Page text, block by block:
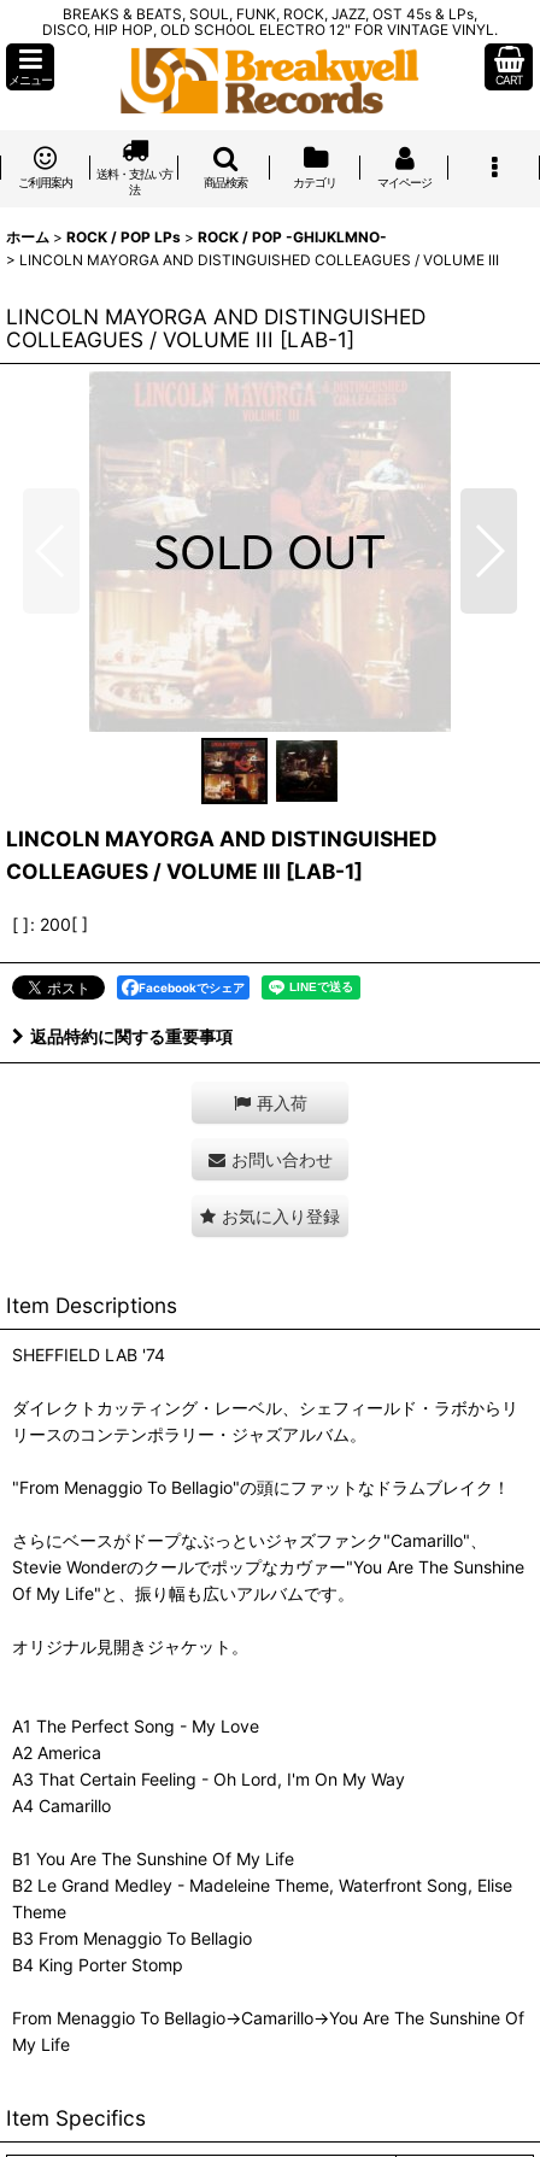
BREAKS & BEATS, SOUL, FUNK, ROCK, JAZZ, OST 45s & LPs,
DISCO, HIP HOP, OLD SCHOOL ELECTRO 12" FOR VINTAGE VINYL.
メニュー CART
ご利用案内
送料・支払い方
法
商品検索 カテゴリ マイページ
ホーム > ROCK / POP LPs > ROCK / POP -GHIJKLMNO-
> LINCOLN MAYORGA AND DISTINGUISHED COLLEAGUES / VOLUME III
LINCOLN MAYORGA AND DISTINGUISHED
COLLEAGUES / VOLUME III [LAB-1]
LINCOLN MAYORGA AND DISTINGUISHED
COLLEAGUES / VOLUME III [LAB-1]
[ ]: 200[ ]
Facebookでシェア
返品特約に関する重要事項
再入荷
お問い合わせ
お気に入り登録
Item Descriptions
SHEFFIELD LAB '74
ダイレクトカッティング・レーベル、シェフィールド・ラボからリ
リースのコンテンポラリー・ジャズアルバム。
"From Menaggio To Bellagio"の頭にファットなドラムブレイク！
さらにベースがドープなぶっといジャズファンク"Camarillo"、
Stevie Wonderのクールでポップなカヴァー"You Are The Sunshine
Of My Life"と、振り幅も広いアルバムです。
オリジナル見開きジャケット。
A1 The Perfect Song - My Love
A2 America
A3 That Certain Feeling - Oh Lord, I'm On My Way
A4 Camarillo
B1 You Are The Sunshine Of My Life
B2 Le Grand Medley - Madeleine Theme, Waterfront Song, Elise
Theme
B3 From Menaggio To Bellagio
B4 King Porter Stomp
From Menaggio To Bellagio→Camarillo→You Are The Sunshine Of
My Life
Item Specifics